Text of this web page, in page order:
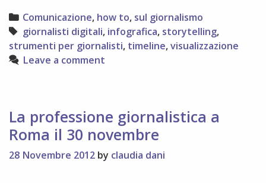
per
giornalisti
Categories
Comunicazione, how to, sul giornalismo
Tags
giornalisti digitali, infografica, storytelling,
strumenti per giornalisti, timeline,visualizzazione
Leave a comment
La professione giornalistica a
Roma il 30 novembre
28 Novembre 2012 by claudia dani